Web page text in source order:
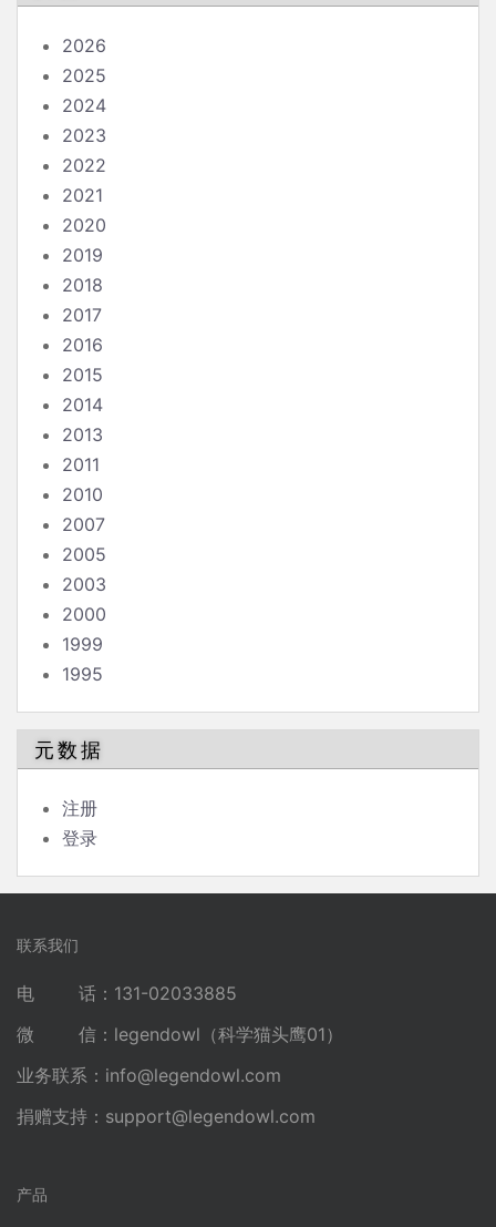
2026
2025
2024
2023
2022
2021
2020
2019
2018
2017
2016
2015
2014
2013
2011
2010
2007
2005
2003
2000
1999
1995
元数据
注册
登录
联系我们
电 话：131-02033885
微 信：legendowl（科学猫头鹰01）
业务联系： info@legendowl.com
捐赠支持： support@legendowl.com
产品